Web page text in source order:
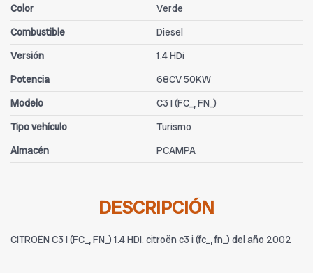
Color
Verde
Combustible
Diesel
Versión
1.4 HDi
Potencia
68CV 50KW
Modelo
C3 I (FC_, FN_)
Tipo vehículo
Turismo
Almacén
PCAMPA
DESCRIPCIÓN
CITROËN C3 I (FC_, FN_) 1.4 HDI. citroën c3 i (fc_, fn_) del año 2002